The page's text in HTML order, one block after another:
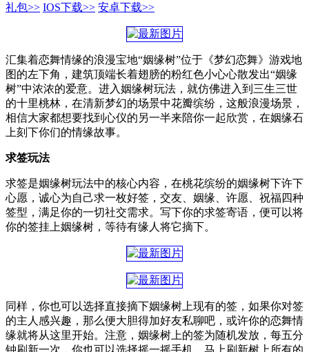
礼包>> IOS下载>> 安卓下载>>
汇集着恋舞情缘的浪漫宝地“姻缘树”位于《梦幻恋舞》游戏地
图的左下角，建筑顶端长着翅膀的粉红色小心心散发出“姻缘
树”中浓浓的爱意。进入姻缘树玩法，就仿佛进入到三生三世
的十里桃林，在清新梦幻的场景中花瓣缤纷，这般浪漫场景，
相信大家都想要找到心仪的另一半来陪你一起欣赏，在姻缘石
上刻下你们的情缘故事。
求签玩法
求签是姻缘树玩法中的核心内容，在桃花缤纷的姻缘树下许下
心愿，诚心为自己求一枚好签，交友、姻缘、许愿、祝福四种
签型，满足你的一切社交需求。写下你的求签寄语，便可以将
你的签挂上姻缘树，等待有缘人将它摘下。
同样，你也可以选择直接摘下姻缘树上现有的签，如果你对签
的主人感兴趣，那么便大胆得加好友私聊吧，或许你的恋舞情
缘就将从这里开始。注意，姻缘树上的签为随机发放，每五分
钟刷新一次，你也可以选择摇一摇手机，马上刷新树上所有的